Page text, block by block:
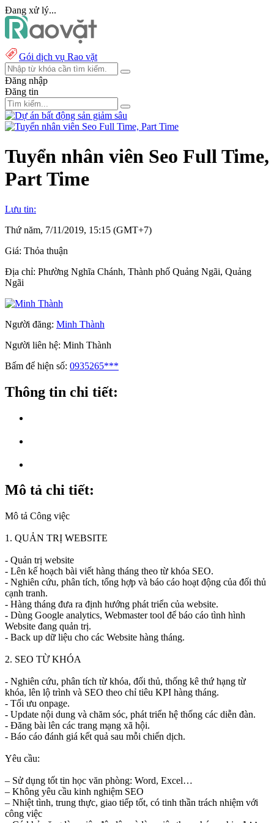
Đang xử lý...
Gói dịch vụ Rao vặt
Đăng nhập
Đăng tin
Tuyển nhân viên Seo Full Time,
Part Time
Lưu tin:
Thứ năm, 7/11/2019, 15:15 (GMT+7)
Giá: Thỏa thuận
Địa chỉ: Phường Nghĩa Chánh, Thành phố Quảng Ngãi, Quảng
Ngãi
Người đăng: Minh Thành
Người liên hệ: Minh Thành
Bấm để hiện số: 0935265***
Thông tin chi tiết:
Mô tả chi tiết:
Mô tả Công việc
1. QUẢN TRỊ WEBSITE
- Quản trị website
- Lên kế hoạch bài viết hàng tháng theo từ khóa SEO.
- Nghiên cứu, phân tích, tổng hợp và báo cáo hoạt động của đối thủ
cạnh tranh.
- Hàng tháng đưa ra định hướng phát triển của website.
- Dùng Google analytics, Webmaster tool để báo cáo tình hình
Website đang quản trị.
- Back up dữ liệu cho các Website hàng tháng.
2. SEO TỪ KHÓA
- Nghiên cứu, phân tích từ khóa, đối thủ, thống kê thứ hạng từ
khóa, lên lộ trình và SEO theo chỉ tiêu KPI hàng tháng.
- Tối ưu onpage.
- Update nội dung và chăm sóc, phát triển hệ thống các diễn đàn.
- Đăng bài lên các trang mạng xã hội.
- Báo cáo đánh giá kết quả sau mỗi chiến dịch.
Yêu cầu:
– Sử dụng tốt tin học văn phòng: Word, Excel…
– Không yêu cầu kinh nghiệm SEO
– Nhiệt tình, trung thực, giao tiếp tốt, có tinh thần trách nhiệm với
công việc